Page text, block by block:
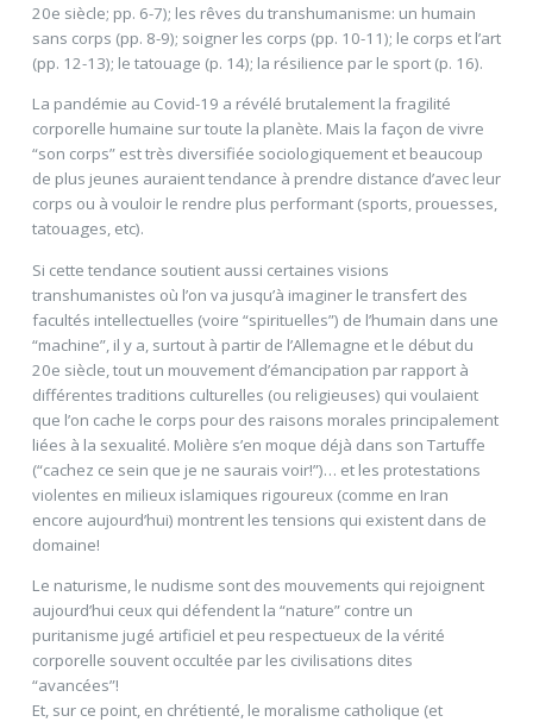
20e siècle; pp. 6-7); les rêves du transhumanisme: un humain
sans corps (pp. 8-9); soigner les corps (pp. 10-11); le corps et l’art
(pp. 12-13); le tatouage (p. 14); la résilience par le sport (p. 16).
La pandémie au Covid-19 a révélé brutalement la fragilité
corporelle humaine sur toute la planète. Mais la façon de vivre
“son corps” est très diversifiée sociologiquement et beaucoup
de plus jeunes auraient tendance à prendre distance d’avec leur
corps ou à vouloir le rendre plus performant (sports, prouesses,
tatouages, etc).
Si cette tendance soutient aussi certaines visions
transhumanistes où l’on va jusqu’à imaginer le transfert des
facultés intellectuelles (voire “spirituelles”) de l’humain dans une
“machine”, il y a, surtout à partir de l’Allemagne et le début du
20e siècle, tout un mouvement d’émancipation par rapport à
différentes traditions culturelles (ou religieuses) qui voulaient
que l’on cache le corps pour des raisons morales principalement
liées à la sexualité. Molière s’en moque déjà dans son Tartuffe
(“cachez ce sein que je ne saurais voir!”)… et les protestations
violentes en milieux islamiques rigoureux (comme en Iran
encore aujourd’hui) montrent les tensions qui existent dans de
domaine!
Le naturisme, le nudisme sont des mouvements qui rejoignent
aujourd’hui ceux qui défendent la “nature” contre un
puritanisme jugé artificiel et peu respectueux de la vérité
corporelle souvent occultée par les civilisations dites
“avancées”!
Et, sur ce point, en chrétienté, le moralisme catholique (et